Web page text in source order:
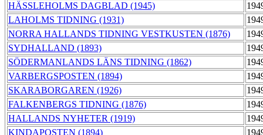
HÄSSLEHOLMS DAGBLAD (1945)
LAHOLMS TIDNING (1931)
NORRA HALLANDS TIDNING VESTKUSTEN (1876)
SYDHALLAND (1893)
SÖDERMANLANDS LÄNS TIDNING (1862)
VARBERGSPOSTEN (1894)
SKARABORGAREN (1926)
FALKENBERGS TIDNING (1876)
HALLANDS NYHETER (1919)
KINDAPOSTEN (1894)